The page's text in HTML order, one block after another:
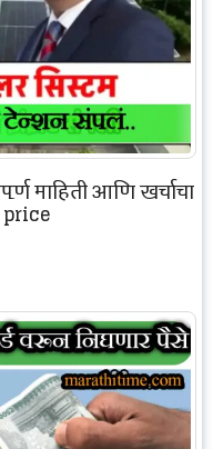
माहिती आणि खर्चाचा